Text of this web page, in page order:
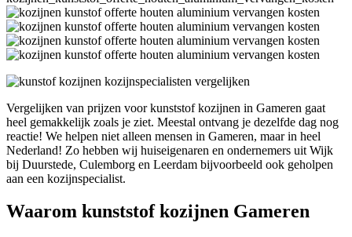
Vergelijken van prijzen voor kunststof kozijnen in Gameren gaat
heel gemakkelijk zoals je ziet. Meestal ontvang je dezelfde dag nog
reactie! We helpen niet alleen mensen in Gameren, maar in heel
Nederland! Zo hebben wij huiseigenaren en ondernemers uit Wijk
bij Duurstede, Culemborg en Leerdam bijvoorbeeld ook geholpen
aan een kozijnspecialist.
Waarom kunststof kozijnen Gameren